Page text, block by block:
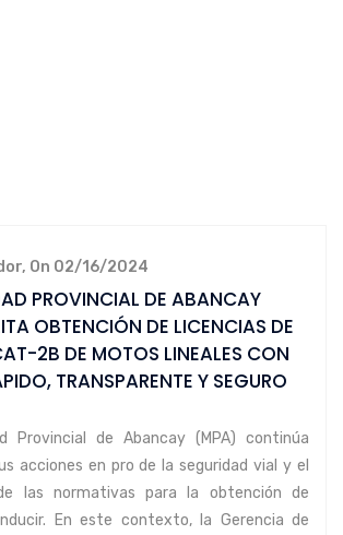
On 02/16/2024
PROVINCIAL DE ABANCAY
OBTENCIÓN DE LICENCIAS DE
2B DE MOTOS LINEALES CON
TRANSPARENTE Y SEGURO️
Provincial de Abancay (MPA) continúa
acciones en pro de la seguridad vial y el
las normativas para la obtención de
En este contexto, la Gerencia de